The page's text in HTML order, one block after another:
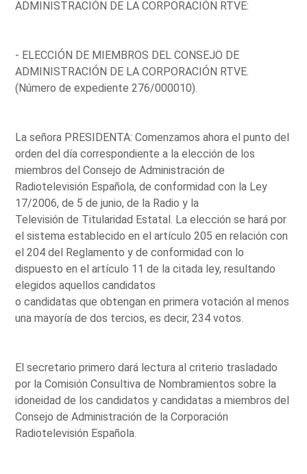
ADMINISTRACIÓN DE LA CORPORACIÓN RTVE:
- ELECCIÓN DE MIEMBROS DEL CONSEJO DE
ADMINISTRACIÓN DE LA CORPORACIÓN RTVE.
(Número de expediente 276/000010).
La señora PRESIDENTA: Comenzamos ahora el punto del
orden del día correspondiente a la elección de los
miembros del Consejo de Administración de
Radiotelevisión Española, de conformidad con la Ley
17/2006, de 5 de junio, de la Radio y la
Televisión de Titularidad Estatal. La elección se hará por
el sistema establecido en el artículo 205 en relación con
el 204 del Reglamento y de conformidad con lo
dispuesto en el artículo 11 de la citada ley, resultando
elegidos aquellos candidatos
o candidatas que obtengan en primera votación al menos
una mayoría de dos tercios, es decir, 234 votos.
El secretario primero dará lectura al criterio trasladado
por la Comisión Consultiva de Nombramientos sobre la
idoneidad de los candidatos y candidatas a miembros del
Consejo de Administración de la Corporación
Radiotelevisión Española.